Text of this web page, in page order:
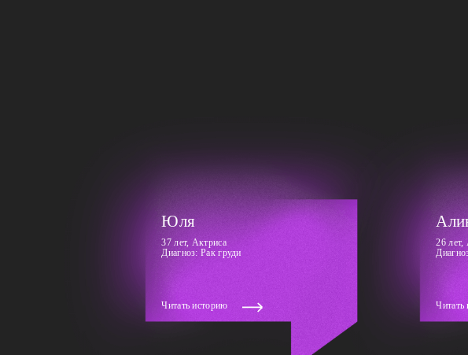
Юля
37 лет, Актриса
Диагноз: Рак груди
Читать историю
26 лет,
Читать